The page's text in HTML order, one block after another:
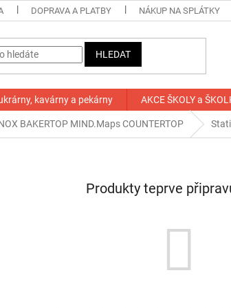
DOPRAVA A PLATBY NÁKUP NA SPLÁTKY
HLEDAT
kavárny a pekárny AKCE ŠKOLY a
BAKERTOP MIND.Maps COUNTERTOP
Produkty teprve